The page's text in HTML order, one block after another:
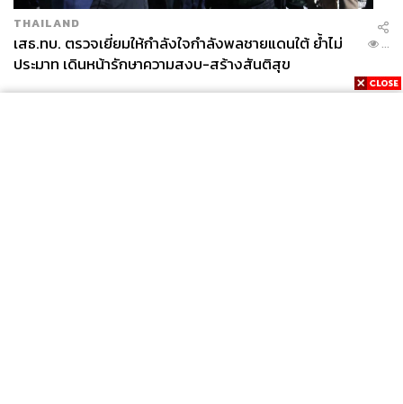
สำหรับสนามเลือกตั้งผู้ว่าฯ กทม. ที่กำลังจะมาถึงอาจารย์
มานะคาดหวังนโยบายปราบโกงที่จับต้องได้ โดยเฉพาะการ
เดินหน้าเรื่องเทคโนโลยี การเปิดเผยข้อมูลการใช้งบ
THAILAND
เสธ.ทบ. ตรวจเยี่ยมให้กำลังใจกำลังพลชายแดนใต้ ย้ำไม่
ประมาท เดินหน้ารักษาความสงบ-สร้างสันติสุข
...